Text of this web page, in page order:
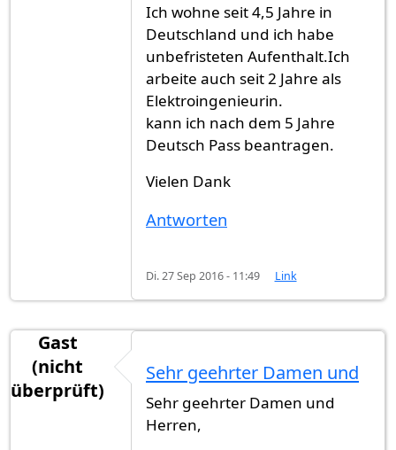
Ich wohne seit 4,5 Jahre in
Deutschland und ich habe
unbefristeten Aufenthalt.Ich
arbeite auch seit 2 Jahre als
Elektroingenieurin.
kann ich nach dem 5 Jahre
Deutsch Pass beantragen.
Vielen Dank
Antworten
Di. 27 Sep 2016 - 11:49 Link
Gast
(nicht
überprüft)
Sehr geehrter Damen und
Sehr geehrter Damen und
Herren,